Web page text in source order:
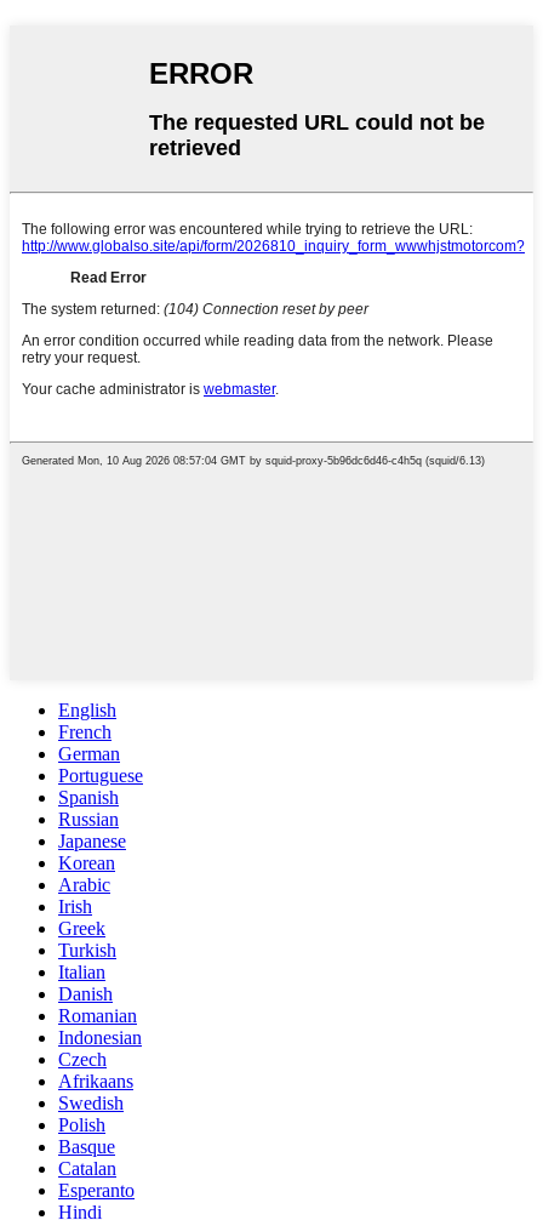
English
French
German
Portuguese
Spanish
Russian
Japanese
Korean
Arabic
Irish
Greek
Turkish
Italian
Danish
Romanian
Indonesian
Czech
Afrikaans
Swedish
Polish
Basque
Catalan
Esperanto
Hindi